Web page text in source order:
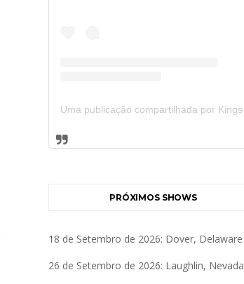
PRÓXIMOS SHOWS
18 de Setembro de 2026: Dover, Delaware
26 de Setembro de 2026: Laughlin, Nevada